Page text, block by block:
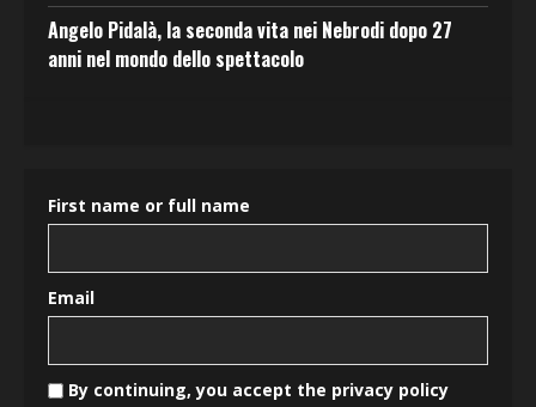
Angelo Pidalà, la seconda vita nei Nebrodi dopo 27
anni nel mondo dello spettacolo
First name or full name
Email
By continuing, you accept the privacy policy